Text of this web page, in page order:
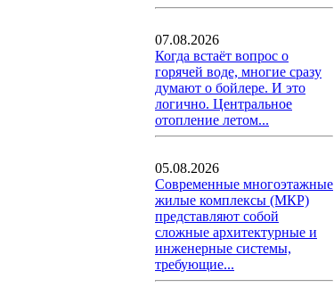
07.08.2026
Когда встаёт вопрос о
горячей воде, многие сразу
думают о бойлере. И это
логично. Центральное
отопление летом...
05.08.2026
Современные многоэтажные
жилые комплексы (МКР)
представляют собой
сложные архитектурные и
инженерные системы,
требующие...